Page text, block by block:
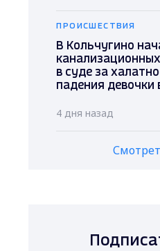
ПРОИСШЕСТВИЯ
В Кольчугино
в суде за
падения девочки
4 дня назад